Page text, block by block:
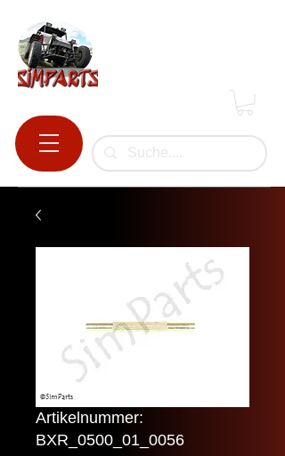
Artikelnummer:
BXR_0500_01_0056